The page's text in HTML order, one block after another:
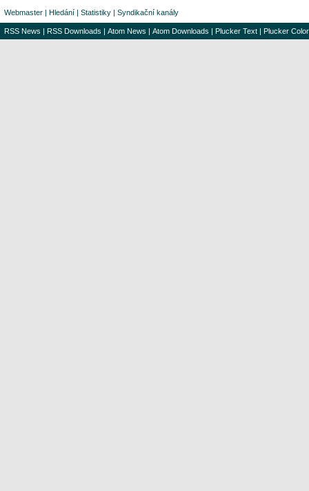
Webmaster | Hledání | Statistiky | Syndikační kanály
RSS News | RSS Downloads | Atom News | Atom Downloads | Plucker Text | Plucker Color